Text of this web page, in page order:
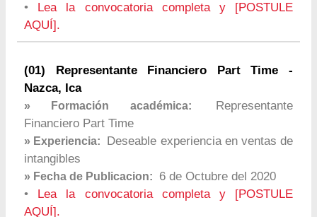
•
Lea la convocatoria completa y [POSTULE
AQUÍ].
(01) Representante Financiero Part Time -
Nazca, Ica
» Formación académica:
Representante
Financiero Part Time
» Experiencia:
Deseable experiencia en ventas de
intangibles
» Fecha de Publicacion:
6 de Octubre del 2020
•
Lea la convocatoria completa y [POSTULE
AQUÍ].